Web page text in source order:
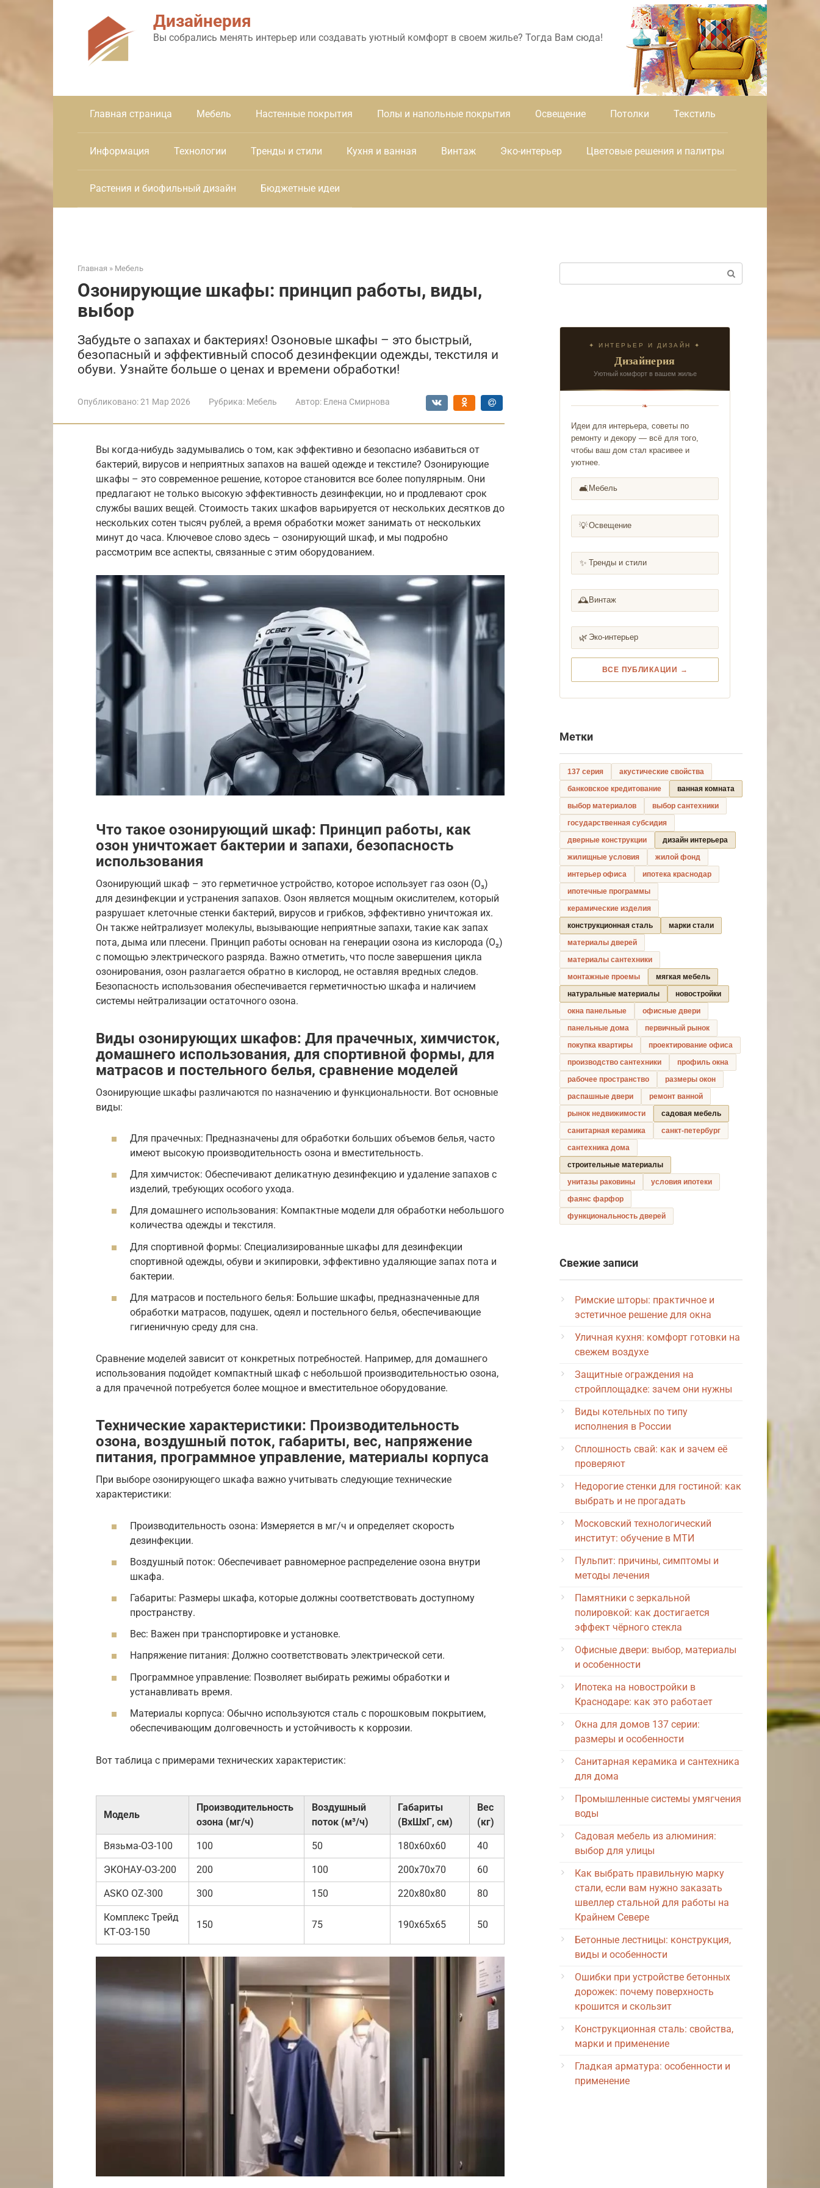
Дизайнерия
Вы собрались менять интерьер или создавать уютный комфорт в своем жилье? Тогда Вам сюда!
Главная страница Мебель Настенные покрытия Полы и напольные покрытия Освещение Потолки Текстиль
Информация Технологии Тренды и стили Кухня и ванная Винтаж Эко-интерьер Цветовые решения и палитры
Растения и биофильный дизайн Бюджетные идеи
Главная » Мебель
Озонирующие шкафы: принцип работы, виды,
выбор
Забудьте о запахах и бактериях! Озоновые шкафы – это быстрый,
безопасный и эффективный способ дезинфекции одежды, текстиля и
обуви. Узнайте больше о ценах и времени обработки!
Опубликовано:21 Мар 2026 Рубрика: Мебель Автор: Елена Смирнова
Вы когда-нибудь задумывались о том, как эффективно и безопасно избавиться от
бактерий, вирусов и неприятных запахов на вашей одежде и текстиле? Озонирующие
шкафы – это современное решение, которое становится все более популярным. Они
предлагают не только высокую эффективность дезинфекции, но и продлевают срок
службы ваших вещей. Стоимость таких шкафов варьируется от нескольких десятков до
нескольких сотен тысяч рублей, а время обработки может занимать от нескольких
минут до часа. Ключевое слово здесь – озонирующий шкаф, и мы подробно
рассмотрим все аспекты, связанные с этим оборудованием.
Что такое озонирующий шкаф: Принцип работы, как
озон уничтожает бактерии и запахи, безопасность
использования
Озонирующий шкаф – это герметичное устройство, которое использует газ озон (O₃)
для дезинфекции и устранения запахов. Озон является мощным окислителем, который
разрушает клеточные стенки бактерий, вирусов и грибков, эффективно уничтожая их.
Он также нейтрализует молекулы, вызывающие неприятные запахи, такие как запах
пота, дыма или плесени. Принцип работы основан на генерации озона из кислорода (O₂)
с помощью электрического разряда. Важно отметить, что после завершения цикла
озонирования, озон разлагается обратно в кислород, не оставляя вредных следов.
Безопасность использования обеспечивается герметичностью шкафа и наличием
системы нейтрализации остаточного озона.
Виды озонирующих шкафов: Для прачечных, химчисток,
домашнего использования, для спортивной формы, для
матрасов и постельного белья, сравнение моделей
Озонирующие шкафы различаются по назначению и функциональности. Вот основные
виды:
Для прачечных: Предназначены для обработки больших объемов белья, часто
имеют высокую производительность озона и вместительность.
Для химчисток: Обеспечивают деликатную дезинфекцию и удаление запахов с
изделий, требующих особого ухода.
Для домашнего использования: Компактные модели для обработки небольшого
количества одежды и текстиля.
Для спортивной формы: Специализированные шкафы для дезинфекции
спортивной одежды, обуви и экипировки, эффективно удаляющие запах пота и
бактерии.
Для матрасов и постельного белья: Большие шкафы, предназначенные для
обработки матрасов, подушек, одеял и постельного белья, обеспечивающие
гигиеничную среду для сна.
Сравнение моделей зависит от конкретных потребностей. Например, для домашнего
использования подойдет компактный шкаф с небольшой производительностью озона,
а для прачечной потребуется более мощное и вместительное оборудование.
Технические характеристики: Производительность
озона, воздушный поток, габариты, вес, напряжение
питания, программное управление, материалы корпуса
При выборе озонирующего шкафа важно учитывать следующие технические
характеристики:
Производительность озона: Измеряется в мг/ч и определяет скорость
дезинфекции.
Воздушный поток: Обеспечивает равномерное распределение озона внутри
шкафа.
Габариты: Размеры шкафа, которые должны соответствовать доступному
пространству.
Вес: Важен при транспортировке и установке.
Напряжение питания: Должно соответствовать электрической сети.
Программное управление: Позволяет выбирать режимы обработки и
устанавливать время.
Материалы корпуса: Обычно используются сталь с порошковым покрытием,
обеспечивающим долговечность и устойчивость к коррозии.
Вот таблица с примерами технических характеристик:
Модель
Производительность
озона (мг/ч)
Воздушный
поток (м³/ч)
Габариты
(ВхШхГ, см)
Вес
(кг)
Вязьма-ОЗ-100 100 50 180x60x60 40
ЭКОНАУ-ОЗ-200 200 100 200x70x70 60
ASKO OZ-300 300 150 220x80x80 80
Комплекс Трейд
КТ-ОЗ-150
150 75 190x65x65 50
✦ ИНТЕРЬЕР И ДИЗАЙН ✦
Дизайнерия
Уютный комфорт в вашем жилье
❧
Идеи для интерьера, советы по
ремонту и декору — всё для того,
чтобы ваш дом стал красивее и
уютнее.
🛋️ Мебель
💡Освещение
✨ Тренды и стили
🕰️ Винтаж
🌿 Эко-интерьер
ВСЕ ПУБЛИКАЦИИ →
Метки
137 серия
акустические свойства
банковское кредитование
ванная комната
выбор материалов
выбор сантехники
государственная субсидия
дверные конструкции
дизайн интерьера
жилищные условия
жилой фонд
интерьер офиса
ипотека краснодар
ипотечные программы
керамические изделия
конструкционная сталь
марки стали
материалы дверей
материалы сантехники
монтажные проемы
мягкая мебель
натуральные материалы
новостройки
окна панельные
офисные двери
панельные дома
первичный рынок
покупка квартиры
проектирование офиса
производство сантехники
профиль окна
рабочее пространство
размеры окон
распашные двери
ремонт ванной
рынок недвижимости
садовая мебель
санитарная керамика
санкт-петербург
сантехника дома
строительные материалы
унитазы раковины
условия ипотеки
фаянс фарфор
функциональность дверей
Свежие записи
Римские шторы: практичное и
эстетичное решение для окна
Уличная кухня: комфорт готовки на
свежем воздухе
Защитные ограждения на
стройплощадке: зачем они нужны
Виды котельных по типу
исполнения в России
Сплошность свай: как и зачем её
проверяют
Недорогие стенки для гостиной: как
выбрать и не прогадать
Московский технологический
институт: обучение в МТИ
Пульпит: причины, симптомы и
методы лечения
Памятники с зеркальной
полировкой: как достигается
эффект чёрного стекла
Офисные двери: выбор, материалы
и особенности
Ипотека на новостройки в
Краснодаре: как это работает
Окна для домов 137 серии:
размеры и особенности
Санитарная керамика и сантехника
для дома
Промышленные системы умягчения
воды
Садовая мебель из алюминия:
выбор для улицы
Как выбрать правильную марку
стали, если вам нужно заказать
швеллер стальной для работы на
Крайнем Севере
Бетонные лестницы: конструкция,
виды и особенности
Ошибки при устройстве бетонных
дорожек: почему поверхность
крошится и скользит
Конструкционная сталь: свойства,
марки и применение
Гладкая арматура: особенности и
применение